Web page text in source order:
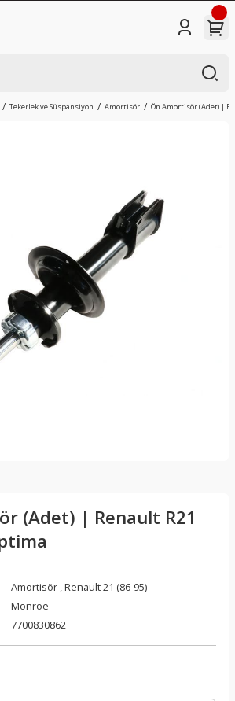
Tekerlek ve Süspansiyon Amortisör Ön Amortisör (Adet) |
(Adet) | Renault R21
Amortisör ,Renault 21 (86-95)
Monroe
7700830862